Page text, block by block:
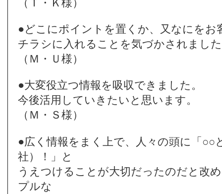
（Ｔ・Ｋ様）
●どこにポイントを置くか、又なにをお
チラシに入れることを気づかされまし
（Ｍ・Ｕ様）
●大変役立つ情報を吸収できました。
今後活用していきたいと思います。
（Ｍ・Ｓ様）
●広く情報をまく上で、人々の頭に「○○
社）！」と
うえつけることが大切だったのだと改
プルな